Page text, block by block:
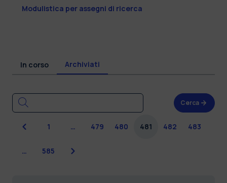
Modulistica per assegni di ricerca
In corso Archiviati
Cerca
Precedente
1 … 479 480 481 482 483
… 585 Successiva